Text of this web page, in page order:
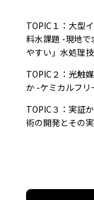
TOPIC１：大型
料水課題 -現地
やすい」水処理
TOPIC２：光触
か -ケミカルフ
TOPIC３：実証
術の開発とその